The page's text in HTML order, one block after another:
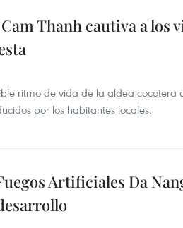
Thanh cautiva a los
ritmo de vida de la aldea cocotera
por los habitantes locales.
Artificiales Da